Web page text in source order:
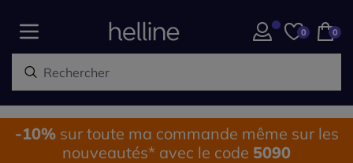
0 0
-10%sur toute ma commande même sur les
nouveautés* avec le code 5090